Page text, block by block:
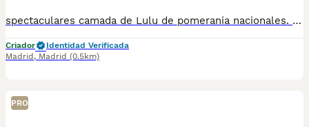
spectaculares camada de Lulu de pomerania nacionales. Todos los cachorritos se entregan con unos dos meses y medio de edad y sus vacunas correspondientes, desparasitados interna y externamente, con certificado de salud, y garantía tanto por enfermedad vírica como congénito genética. Posibilidad de entregar en toda España mediante transporte propio preparado para animales y con chofer privado. Los precios pueden variar según las características y morfología de cada cachorro. Añádenos al whatsapp o llámanos, y encantados atenderemos todas tus dudas y consultas. Teléfono / Whatsapp: 641 92 23 90
Criador
Identidad Verificada
Madrid , Madrid (0.5km)
PRO